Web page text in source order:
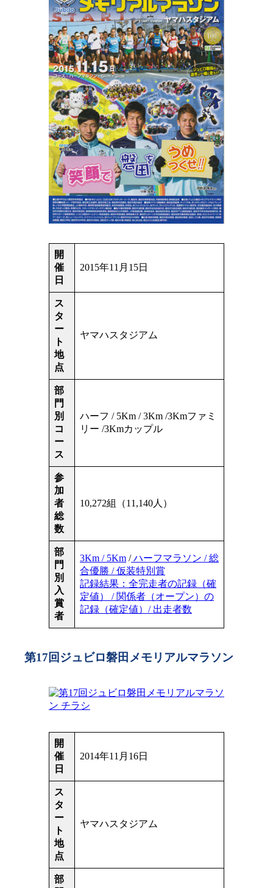
開
催
日
2015年11月15日
ス
タ
ー
ト
地
点
ヤマハスタジアム
部
門
別
コ
ー
ス
ハーフ / 5Km / 3Km /3Kmファミ
リー /3Kmカップル
参
加
者
総
数
10,272組（11,140人）
部
門
別
入
賞
者
3Km / 5Km /ハーフマラソン / 総
合優勝 / 仮装特別賞
記録結果：全完走者の記録（確
定値） / 関係者（オープン）の
記録（確定値）/ 出走者数
第17回ジュビロ磐田メモリアルマラソン
開
催
日
2014年11月16日
ス
タ
ー
ト
地
点
ヤマハスタジアム
部